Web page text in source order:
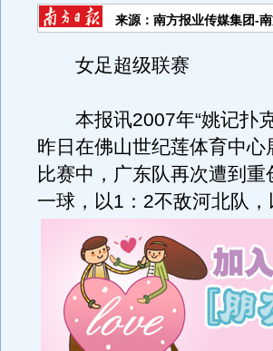
来源：南方报业传媒集团-
女足超级联赛
本报讯2007年“姚记扑克
昨日在佛山世纪莲体育中
比赛中，广东队再次遭到
一球，以1：2不敌河北队